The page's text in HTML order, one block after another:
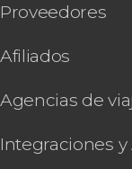
Proveedores
Afiliados
Agencias de
Integraciones y